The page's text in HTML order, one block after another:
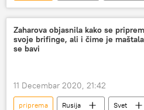
Evropska unija (EU)
sankcije
Evropa
Zaharova objasnila kako se
svoje brifinge, ali i čime je
se bavi
11 Decembar 2020, 21:42
priprema Rusija Svet